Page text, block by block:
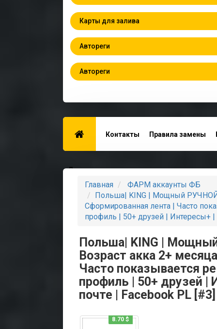
Карты для залива
Автореги
Автореги
Контакты Правила замены
Для поставщиков
Главная
ФАРМ аккаунты ФБ
Польша| KING | Мощный РУЧНОЙ
Сформированная лента | Часто
профиль | 50+ друзей | Интересы+
Польша| KING |
Возраст акка 2+
Часто показывается
профиль | 50+ друзей
почте | Facebook PL [#3]
8.70 $